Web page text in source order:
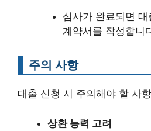
심사가 완료되면
계약서를 작성합니
주의 사항
대출 신청 시 주의해야 할 사
상환 능력 고려